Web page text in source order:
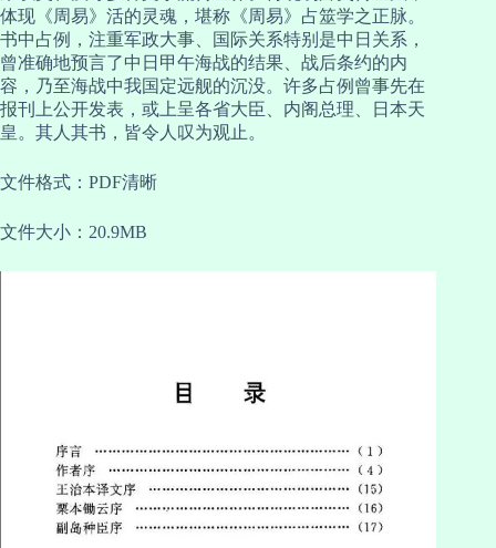
体现《周易》活的灵魂，堪称《周易》占筮学之正脉。
书中占例，注重军政大事、国际关系特别是中日关系，
曾准确地预言了中日甲午海战的结果、战后条约的内
容，乃至海战中我国定远舰的沉没。许多占例曾事先在
报刊上公开发表，或上呈各省大臣、内阁总理、日本天
皇。其人其书，皆令人叹为观止。
文件格式：PDF清晰
文件大小：20.9MB